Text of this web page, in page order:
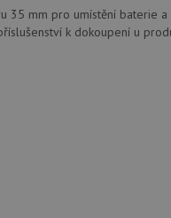
35 mm pro umístění baterie
k dokoupení u
kterou koncový uživatel
webu.